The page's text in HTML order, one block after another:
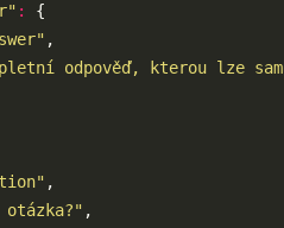
:
odpověď, kterou lze
otázka?"